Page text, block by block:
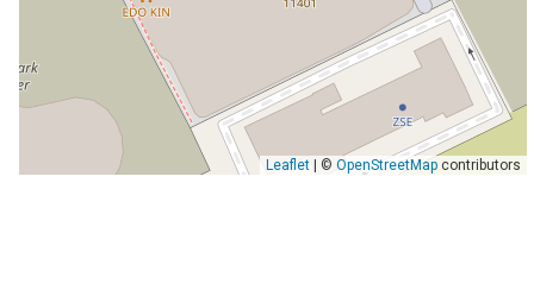
Leaflet| © OpenStreetMapcontributors